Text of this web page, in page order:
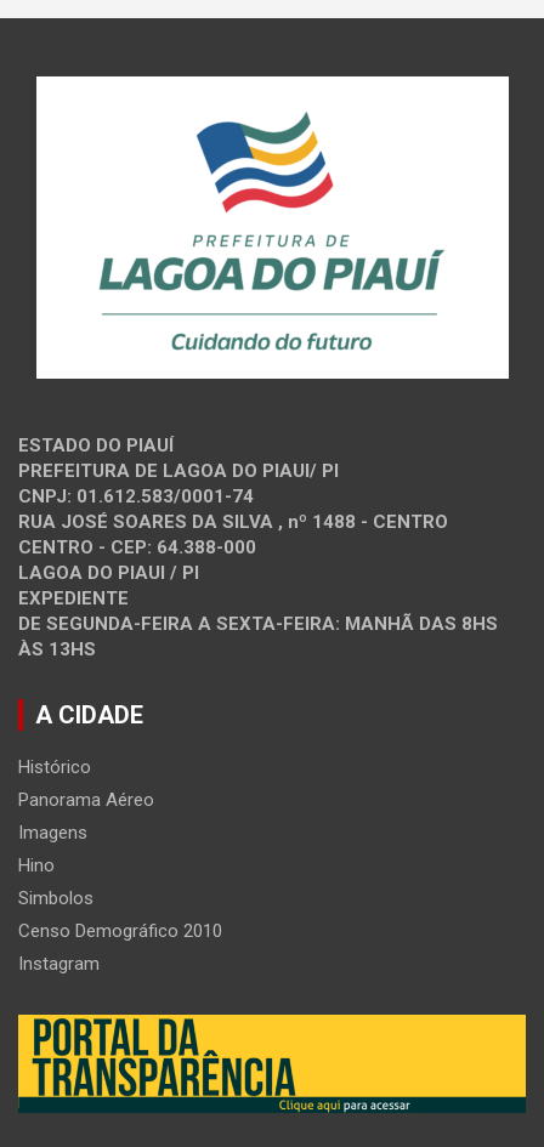
ESTADO DO PIAUÍ
PREFEITURA DE LAGOA DO PIAUI/ PI
CNPJ: 01.612.583/0001-74
RUA JOSÉ SOARES DA SILVA , nº 1488 - CENTRO
CENTRO - CEP: 64.388-000
LAGOA DO PIAUI / PI
EXPEDIENTE
DE SEGUNDA-FEIRA A SEXTA-FEIRA: MANHÃ DAS 8HS
ÀS 13HS
A CIDADE
Histórico
Panorama Aéreo
Imagens
Hino
Simbolos
Censo Demográfico 2010
Instagram